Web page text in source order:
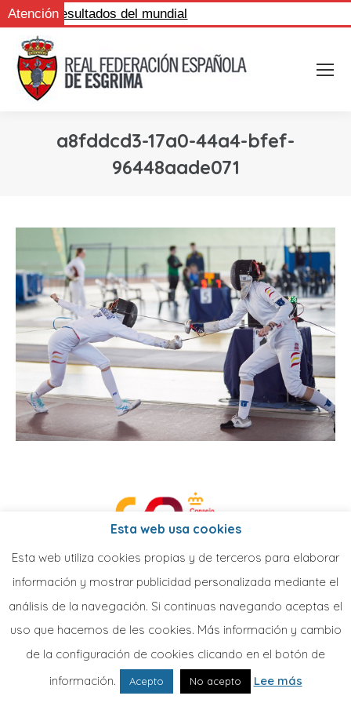
Atenciónlos resultados del mundial
a8fddcd3-17a0-44a4-bfef-
96448aade071
Esta web usa cookies
Esta web utiliza cookies propias y de terceros para elaborar
información y mostrar publicidad personalizada mediante el
análisis de la navegación. Si continuas navegando aceptas el
uso que hacemos de les cookies. Más información y cambio
de la configuración de cookies clicando en el botón de
información.
Acepto No acepto Lee más